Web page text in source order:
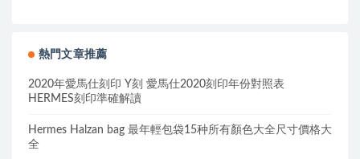
熱門文章推薦
2020年愛馬仕刻印 Y刻 愛馬仕2020刻印年份對照表
HERMES刻印準確解讀
Hermes Halzan bag 最年輕包袋15种所有顏色大全尺寸價格大
全